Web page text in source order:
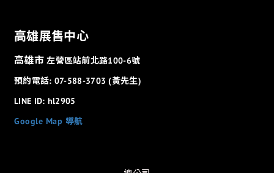
高雄展售中心
高雄市左營區站前北路100-6號
預約電話: 07-588-3703 (黃先生)
LINE ID: hl2905
Google Map 導航